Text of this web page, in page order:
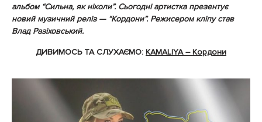
альбом “Сильна, як ніколи”. Сьогодні артистка презентує
новий музичний реліз — “Кордони”. Режисером кліпу став
Влад Разіховський.
ДИВИМОСЬ ТА СЛУХАЄМО: KAMALIYA – Кордони